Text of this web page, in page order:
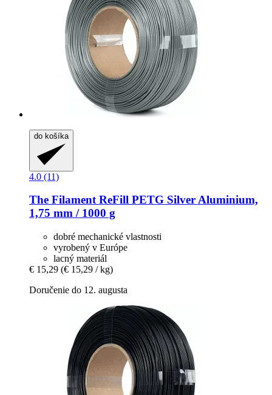
do košíka
4.0 (11)
The FilamentReFill PETG Silver Aluminium,
1,75 mm / 1000 g
dobré mechanické vlastnosti
vyrobený v Európe
lacný materiál
€ 15,29 (€ 15,29 / kg)
Doručenie do 12. augusta